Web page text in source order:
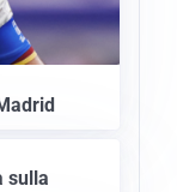
sulla